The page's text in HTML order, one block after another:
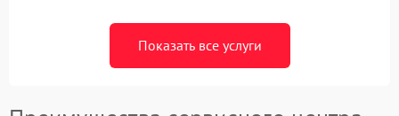
Показать все услуги